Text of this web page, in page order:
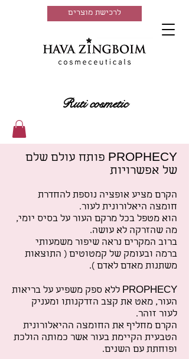
לרכישת מוצרים
Ruti cosmetic
PROPHECY פותח עולם שלם
של אפשרויות
הקרם מציע אופציה נוספת להחדרת
חומצה היאלורונית לעור.
הוא מטפל בכל מרקם העור על בסיס יומי,
מה שהזרקה לא עושה.
ברוב המקרים נראה שיפור משמעותי
ברמה ובעומק של קמטוטים ( התוצאות
משתנות מאדם לאדם ).
PROPHECY ללא ספק משפיע על בריאות
העור, מאט את קצב הזדקנותו ומעניק
לעור זוהר.
הקרם מחליף את החומצה ההיאלורונית
הטבעית הקיימת בעור אשר כמותה הולכת
ופוחתת עם השנים.